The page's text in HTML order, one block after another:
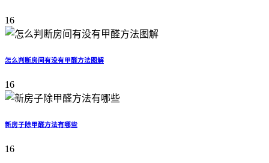
16
怎么判断房间有没有甲醛方法图解
16
新房子除甲醛方法有哪些
16